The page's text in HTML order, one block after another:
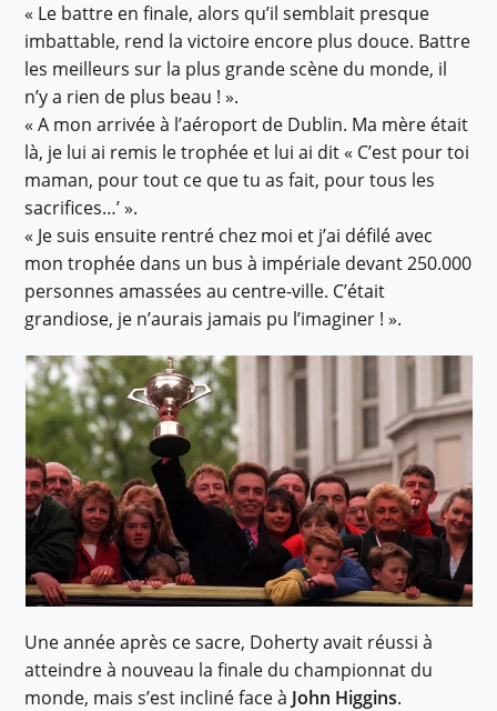
« Le battre en finale, alors qu’il semblait presque
imbattable, rend la victoire encore plus douce. Battre
les meilleurs sur la plus grande scène du monde, il
n’y a rien de plus beau ! ».
« A mon arrivée à l’aéroport de Dublin. Ma mère était
là, je lui ai remis le trophée et lui ai dit « C’est pour toi
maman, pour tout ce que tu as fait, pour tous les
sacrifices…’ ».
« Je suis ensuite rentré chez moi et j’ai défilé avec
mon trophée dans un bus à impériale devant 250.000
personnes amassées au centre-ville. C’était
grandiose, je n’aurais jamais pu l’imaginer ! ».
Une année après ce sacre, Doherty avait réussi à
atteindre à nouveau la finale du championnat du
monde, mais s’est incliné face à John Higgins.